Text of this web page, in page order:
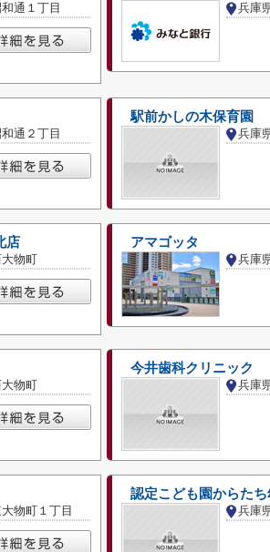
通１丁目 兵庫
通２丁目
駅前かしの木保育園
兵庫
店
物町
アマゴッタ
兵庫
物町
今井歯科クリニック
兵庫
物町１丁目
認定こども園からたち
兵庫